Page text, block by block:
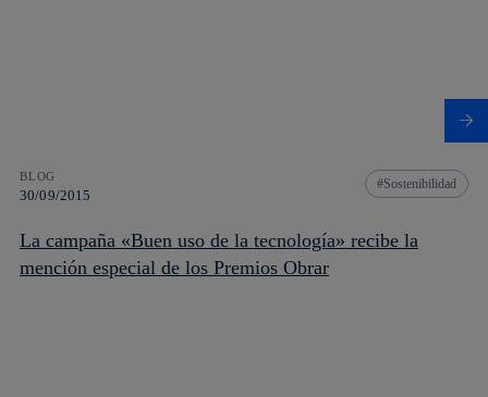
BLOG
30/09/2015
Sostenibilidad
La campaña «Buen uso de la tecnología» recibe la
mención especial de los Premios Obrar